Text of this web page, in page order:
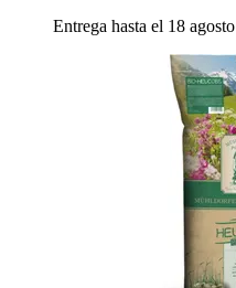
Entrega hasta el 18 agosto